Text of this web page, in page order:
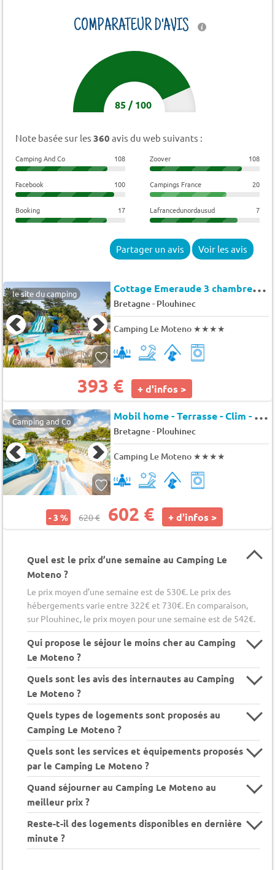
COMPARATEUR D'AVIS
85/100
Note basée sur les 360 avis du web suivants :
Camping And Co 108 Zoover 108
Facebook 100 Campings France 20
Booking 17 Lafrancedunordausud 7
Partager un avis Voir les avis
le site du camping C
ottage Emeraude 3 chambres 1 salle de bain *** 6 pers.
Bretagne- Plouhinec
Camping Le Moteno ★★★★
393 € + d'infos >
Camping and Co M
obil home - Terrasse - Clim - TV 6 pers.
Bretagne- Plouhinec
Camping Le Moteno ★★★★
- 3 % 620 € 602 € + d'infos >
Quel est le prix d’une semaine au Camping Le
Moteno ?
Le prix moyen d’une semaine est de 530€. Le prix des
hébergements varie entre 322€ et 730€. En comparaison,
sur Plouhinec, le prix moyen pour une semaine est de 542€.
Qui propose le séjour le moins cher au Camping
Le Moteno ?
Quels sont les avis des internautes au Camping
Le Moteno ?
Quels types de logements sont proposés au
Camping Le Moteno ?
Quels sont les services et équipements proposés
par le Camping Le Moteno ?
Quand séjourner au Camping Le Moteno au
meilleur prix ?
Reste-t-il des logements disponibles en dernière
minute ?